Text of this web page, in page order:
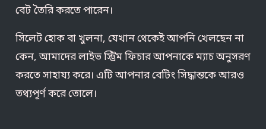
বেট তৈরি করতে পারেন।
সিলেট হোক বা খুলনা, যেখান থেকেই আপনি খেলছেন না
কেন, আমাদের লাইভ স্ট্রিম ফিচার আপনাকে ম্যাচ অনুসরণ
করতে সাহায্য করে। এটি আপনার বেটিং সিদ্ধান্তকে আরও
তথ্যপূর্ণ করে তোলে।